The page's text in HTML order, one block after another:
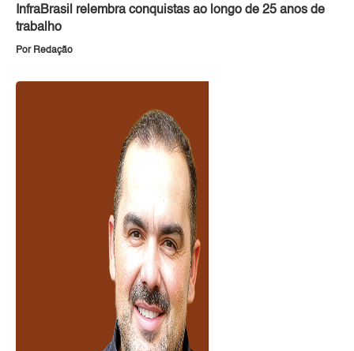
InfraBrasil relembra conquistas ao longo de 25 anos de
trabalho
Por Redação